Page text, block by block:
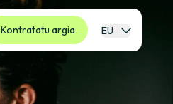
Kontratatu argia EU